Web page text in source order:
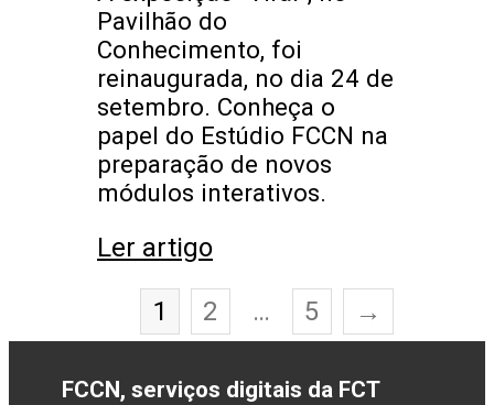
Pavilhão do
Conhecimento, foi
reinaugurada, no dia 24 de
setembro. Conheça o
papel do Estúdio FCCN na
preparação de novos
módulos interativos.
Ler artigo
1 2 … 5 →
FCCN, serviços digitais da FCT